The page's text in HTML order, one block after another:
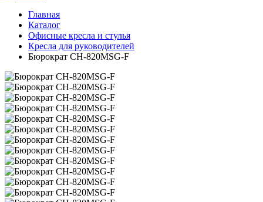
Главная
Каталог
Офисные кресла и стулья
Кресла для руководителей
Бюрократ CH-820MSG-F